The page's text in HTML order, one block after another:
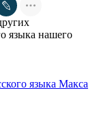
языка нашего
языка Макса